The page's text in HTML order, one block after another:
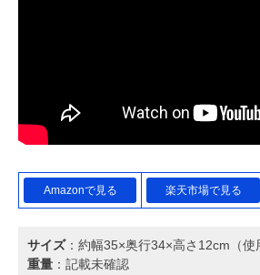
Amazonで見る 楽天市場で見る
サイズ：約幅35×奥行34×高さ12cm（使
重量 ：記載未確認